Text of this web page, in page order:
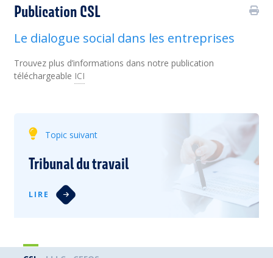
Publication CSL
Le dialogue social dans les entreprises
Trouvez plus d’informations dans notre publication
téléchargeable ICI
Topic suivant
Tribunal du travail
LIRE